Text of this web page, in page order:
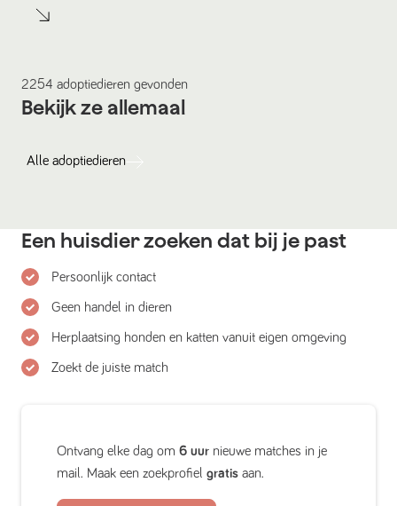
2254 adoptiedieren gevonden
Bekijk ze allemaal
Alle adoptiedieren
Een huisdier zoeken dat bij je past
Persoonlijk contact
Geen handel in dieren
Herplaatsing honden en katten vanuit eigen omgeving
Zoekt de juiste match
Ontvang elke dag om 6 uur nieuwe matches in je
mail. Maak een zoekprofiel gratis aan.